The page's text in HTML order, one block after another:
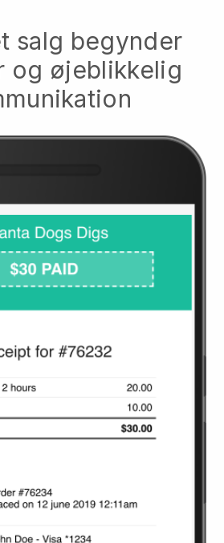
salg begynder
og øjeblikkelig